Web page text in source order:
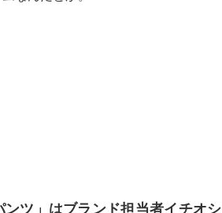
ツ」はブランド担当者イチオシ